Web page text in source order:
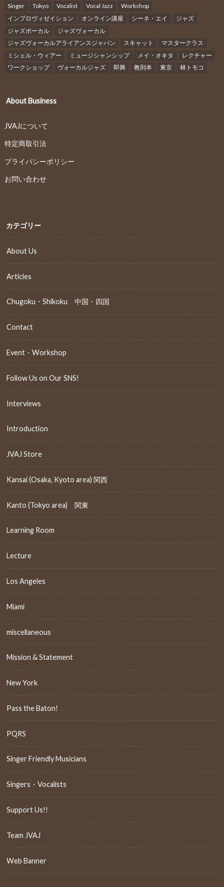
Singer
Tokyo Vocalist Vocal Jazz
Workshop
インプロヴィゼイション
オンライン講座 シーネ・エイ
ジャズ
ジャズボーカル
ジャズヴォーカル
ジャズヴォーカルアライアンスジャパン
スキャット
マスタークラス
ミシェル・ウィアー
ミュージシャンシップ メイ・オキタ
レクチャー
ワークショップ
ヴォーカルジャズ 即興 教則本 東京 林トモコ
About Business
JVAJについて
特定商取引法
プライバシーポリシー
お問い合わせ
カテゴリー
About Us
Articles
Chugoku・Shikoku 中国・四国
Contact
Event・Workshop
Follow Us on Our SNS!
Interviews
Introduction
JVAJ Store
Kansai (Osaka, Kyoto area) 関西
Kanto (Tokyo area) 関東
Learning Room
Lecture
Los Angeles
Miami
miscellaneous
Mission & Statement
New York
Pass the Baton!
PQRS
Singer Friendly Musicians
Singers・Vocalists
Support Us!!
Team JVAJ
Web Banner